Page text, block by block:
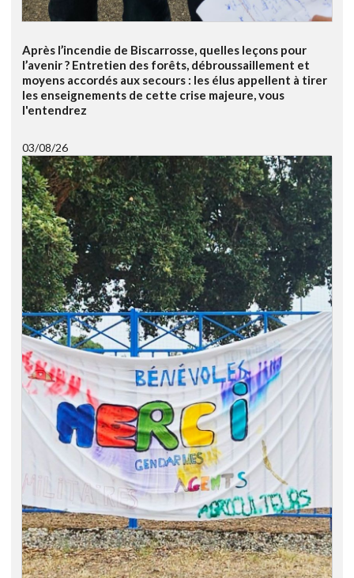
Après l’incendie de Biscarrosse, quelles leçons pour
l’avenir ? Entretien des forêts, débroussaillement et
moyens accordés aux secours : les élus appellent à tirer
les enseignements de cette crise majeure, vous
l'entendrez
03/08/26